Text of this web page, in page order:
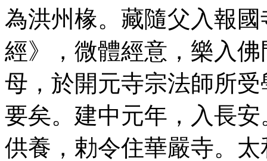
為洪州椽。藏隨父入報
經》，微體經意，樂入
母，於開元寺宗法師所
要矣。建中元年，入長
供養，勅令住華嚴寺。